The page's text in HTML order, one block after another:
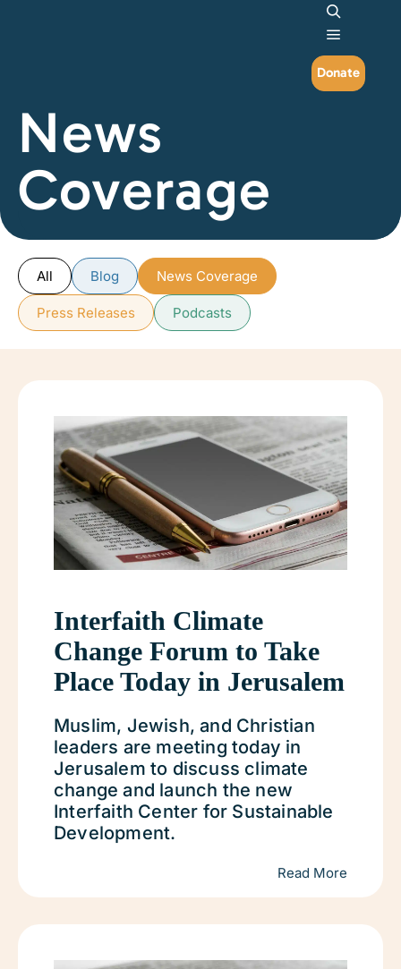
Search
Main
Donate
News
Coverage
All Blog News Coverage
Press Releases Podcasts
Interfaith Climate
Change Forum to Take
Place Today in Jerusalem
Muslim, Jewish, and Christian
leaders are meeting today in
Jerusalem to discuss climate
change and launch the new
Interfaith Center for Sustainable
Development.
Read More